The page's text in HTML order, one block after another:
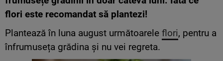
flori este recomandat să plantezi!
Plantează în luna august următoarele flori, pentru a
înfrumuseța grădina și nu vei regreta.